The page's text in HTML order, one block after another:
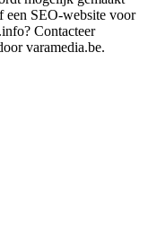
een SEO-website voor
Contacteer
varamedia.be.